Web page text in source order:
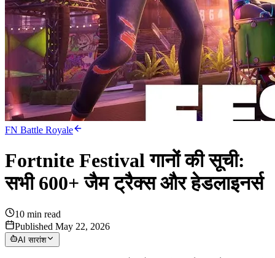
FN Battle Royale
Fortnite Festival गानों की सूची:
सभी 600+ जैम ट्रैक्स और हेडलाइनर्स
10 min read
Published May 22, 2026
AI सारांश